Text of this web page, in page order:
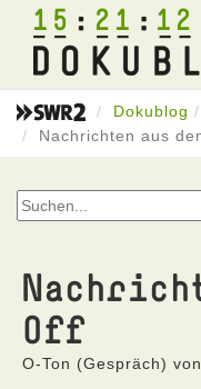
15 21 12
Dokublog
Nachrichten aus
Off
O-Ton (Gespräch)